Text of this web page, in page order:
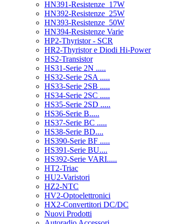
HN391-Resistenze_17W
HN392-Resistenze_25W
HN393-Resistenze_50W
HN394-Resistenze Varie
HP2-Thyristor - SCR
HR2-Thyristor e Diodi Hi-Power
HS2-Transistor
HS31-Serie 2N .....
HS32-Serie 2SA .....
HS33-Serie 2SB .....
HS34-Serie 2SC .....
HS35-Serie 2SD .....
HS36-Serie B.....
HS37-Serie BC .....
HS38-Serie BD....
HS390-Serie BF .....
HS391-Serie BU....
HS392-Serie VARI.....
HT2-Triac
HU2-Varistori
HZ2-NTC
HV2-Optoelettronici
HX2-Convertitori DC/DC
Nuovi Prodotti